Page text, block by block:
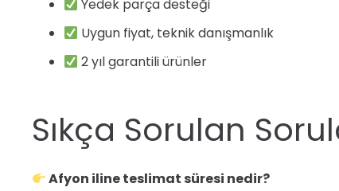
Yedek parça desteği
Uygun fiyat, teknik danışmanlık
2 yıl garantili ürünler
Sıkça Sorulan
Afyon iline teslimat süresi nedir?